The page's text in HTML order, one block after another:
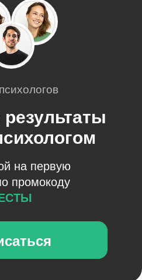
на первую
промокоду